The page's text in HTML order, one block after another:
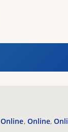
Online Online